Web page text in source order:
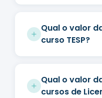
Qual o valor
curso TESP?
Qual o valor
cursos de